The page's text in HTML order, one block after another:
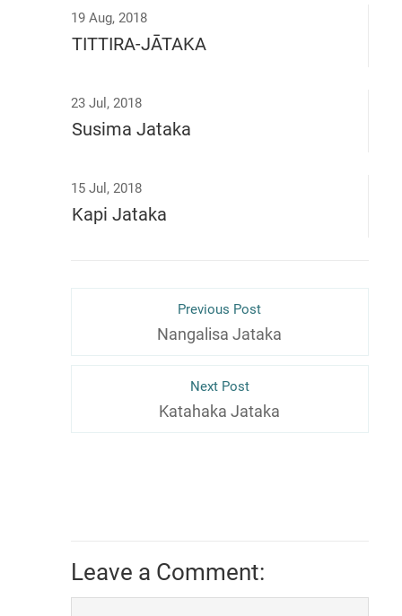
19 Aug, 2018
TITTIRA-JĀTAKA
23 Jul, 2018
Susima Jataka
15 Jul, 2018
Kapi Jataka
Previous Post
Nangalisa Jataka
Next Post
Katahaka Jataka
Leave a Comment: